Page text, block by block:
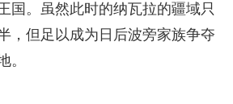
国。虽然此时的纳瓦拉的疆域只
，但足以成为日后波旁家族争夺
。